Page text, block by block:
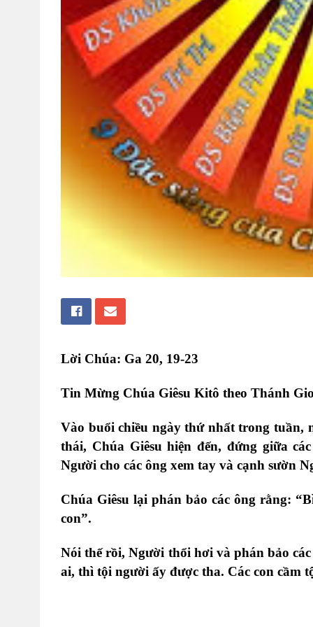
Lời Chúa: Ga 20, 19-23
Tin Mừng Chúa Giêsu Kitô theo Thánh
Vào buổi chiều ngày thứ nhất trong tuần,
thái, Chúa Giêsu hiện đến, đứng giữa
Người cho các ông xem tay và cạnh sườn
Chúa Giêsu lại phán bảo các ông rằng:
con”.
Nói thế rồi, Người thổi hơi và phán bảo
ai, thì tội người ấy được tha. Các con cầm